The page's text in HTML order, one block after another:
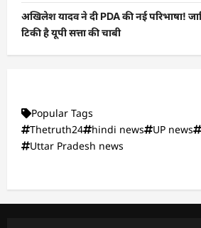
अखिलेश यादव ने दी PDA की नई परिभाषा!
टिकी है यूपी सत्ता की चाबी
Popular Tags
Thetruth24
hindi news UP news
Uttar Pradesh news